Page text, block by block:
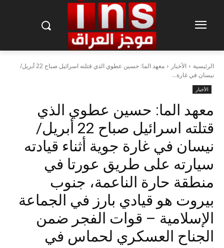
الرئيسية الأخبار
معهد الما: حسين عطوي الذي قتلته اسرائيل صباح 22 أبريل/
نيسان في غارة...
الأخبار
معهد الما: حسين عطوي الذي
قتلته اسرائيل صباح 22 أبريل/
نيسان في غارة جوية أثناء قيادته
سيارته على طريق عورتا في
منطقة حارة الناعمة، جنوب
بيروت هو قيادي بارز في الجماعة
الإسلامية – قوات الفجر ضمن
الجناح العسكري لحماس في